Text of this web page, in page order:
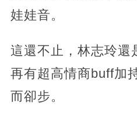
娃娃音。
這還不止，林志玲還
再有超高情商buff加
而卻步。